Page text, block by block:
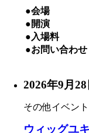
●会場
●開演
●入場料
●お問い合わせ
2026年9月
その他イベント
ウィッグユ